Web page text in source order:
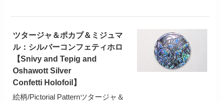
ツタージャ＆ポカブ＆ミジュマ
ル：シルバーコンフェティホロ
【Snivy and Tepig and
Oshawott Silver
Confetti Holofoil】
絵柄/Pictorial Patternツタージャ＆